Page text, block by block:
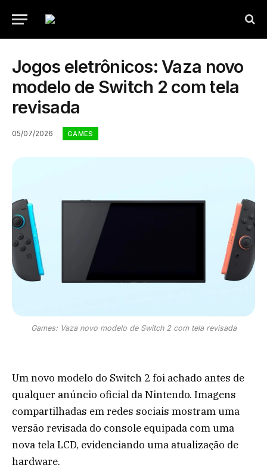
Jogos eletrônicos: Vaza novo
modelo de Switch 2 com tela
revisada
05/07/2026 GAMES
Games: Vaza novo modelo de Switch 2 com tela revisada
Um novo modelo do Switch 2 foi achado antes de
qualquer anúncio oficial da Nintendo. Imagens
compartilhadas em redes sociais mostram uma
versão revisada do console equipada com uma
nova tela LCD, evidenciando uma atualização de
hardware.